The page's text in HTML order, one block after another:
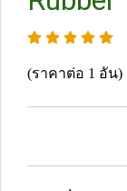
(ราคาต่อ 1 อัน)